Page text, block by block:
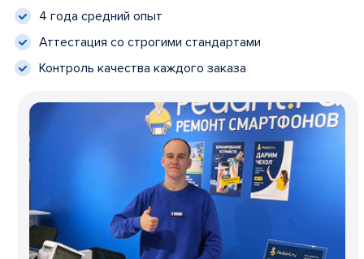
4 года средний опыт
Аттестация со строгими стандартами
Контроль качества каждого заказа